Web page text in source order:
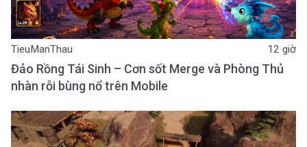
TieuManThau 12 giờ
Đảo Rồng Tái Sinh – Cơn sốt Merge và Phòng Thủ
nhàn rỗi bùng nổ trên Mobile